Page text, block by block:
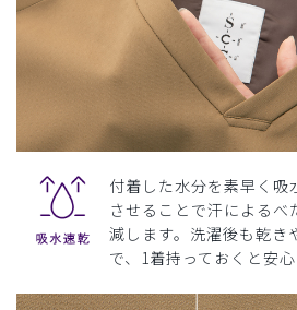
付着した水分を素早く吸
させることで汗によるべ
減します。洗濯後も乾き
で、1着持っておくと安心